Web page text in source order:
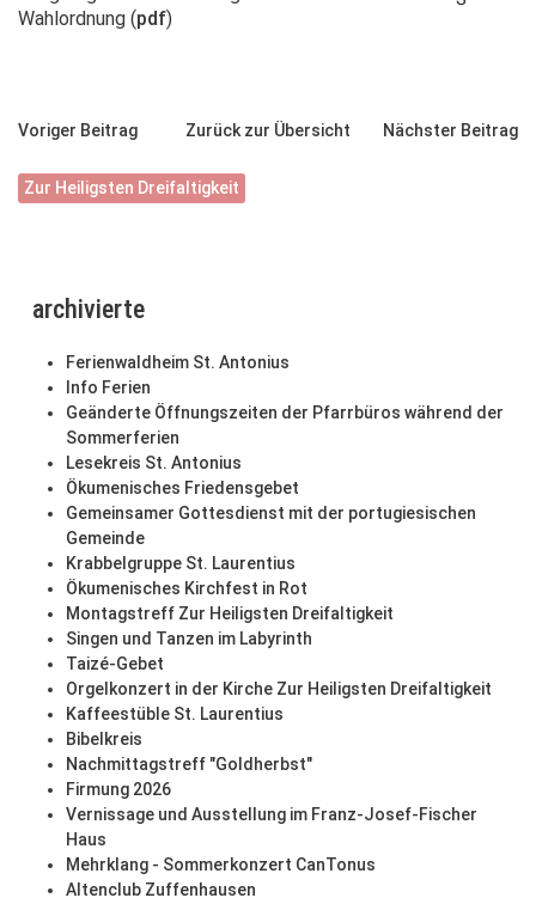
Wahlordnung (pdf)
Voriger Beitrag Zurück zur Übersicht Nächster Beitrag
Zur Heiligsten Dreifaltigkeit
archivierte
Ferienwaldheim St. Antonius
Info Ferien
Geänderte Öffnungszeiten der Pfarrbüros während der
Sommerferien
Lesekreis St. Antonius
Ökumenisches Friedensgebet
Gemeinsamer Gottesdienst mit der portugiesischen
Gemeinde
Krabbelgruppe St. Laurentius
Ökumenisches Kirchfest in Rot
Montagstreff Zur Heiligsten Dreifaltigkeit
Singen und Tanzen im Labyrinth
Taizé-Gebet
Orgelkonzert in der Kirche Zur Heiligsten Dreifaltigkeit
Kaffeestüble St. Laurentius
Bibelkreis
Nachmittagstreff "Goldherbst"
Firmung 2026
Vernissage und Ausstellung im Franz-Josef-Fischer
Haus
Mehrklang - Sommerkonzert CanTonus
Altenclub Zuffenhausen